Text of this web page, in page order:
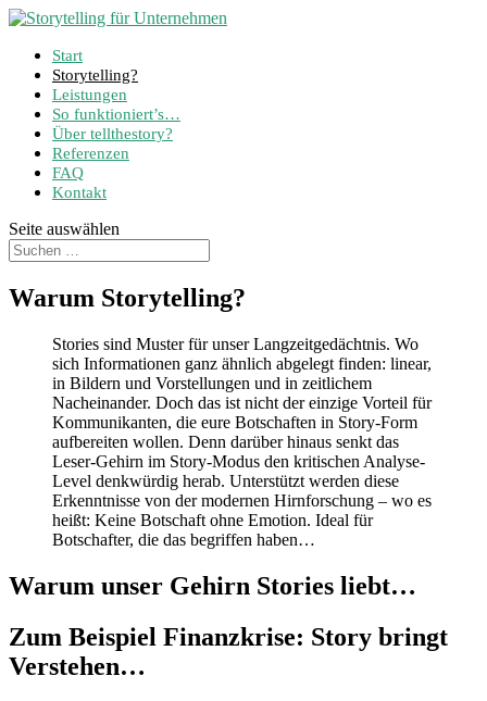
Start
Storytelling?
Leistungen
So funktioniert’s…
Über tellthestory?
Referenzen
FAQ
Kontakt
Seite auswählen
Warum Storytelling?
Stories sind Muster für unser Langzeitgedächtnis. Wo
sich Informationen ganz ähnlich abgelegt finden: linear,
in Bildern und Vorstellungen und in zeitlichem
Nacheinander. Doch das ist nicht der einzige Vorteil für
Kommunikanten, die eure Botschaften in Story-Form
aufbereiten wollen. Denn darüber hinaus senkt das
Leser-Gehirn im Story-Modus den kritischen Analyse-
Level denkwürdig herab. Unterstützt werden diese
Erkenntnisse von der modernen Hirnforschung – wo es
heißt: Keine Botschaft ohne Emotion. Ideal für
Botschafter, die das begriffen haben…
Warum unser Gehirn Stories liebt…
Zum Beispiel Finanzkrise: Story bringt
Verstehen…